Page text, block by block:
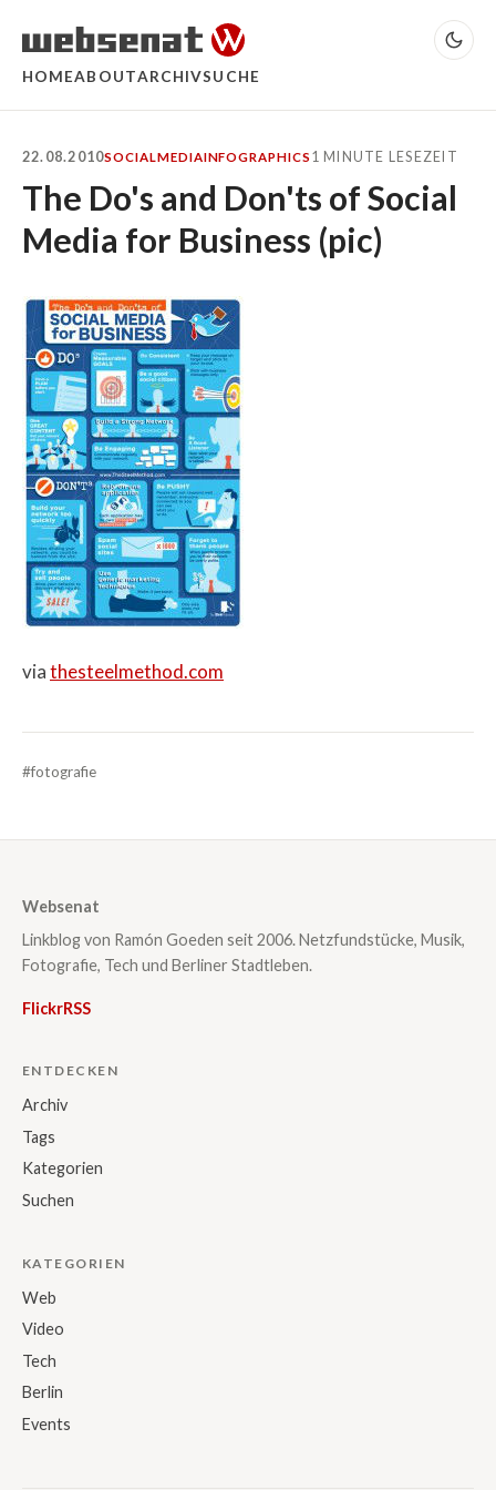
HOMEABOUTARCHIVSUCHE
22.08.2010SOCIALMEDIAINFOGRAPHICS 1 MINUTE LESEZEIT
The Do's and Don'ts of Social
Media for Business (pic)
viathesteelmethod.com
#fotografie
Websenat
Linkblog von Ramón Goeden seit 2006. Netzfundstücke, Musik,
Fotografie, Tech und Berliner Stadtleben.
FlickrRSS
ENTDECKEN
Archiv
Tags
Kategorien
Suchen
KATEGORIEN
Web
Video
Tech
Berlin
Events